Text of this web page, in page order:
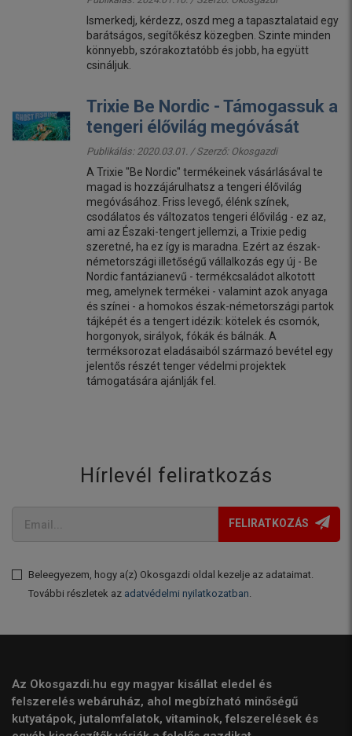
Ismerkedj, kérdezz, oszd meg a tapasztalataid egy
barátságos, segítőkész közegben. Szinte minden
könnyebb, szórakoztatóbb és jobb, ha együtt
csináljuk.
Trixie Be Nordic - Támogassuk a
tengeri élővilág megóvását
Publikálás: 2020.03.01. / Szerző: Okosgazdi
A Trixie "Be Nordic" termékeinek vásárlásával te
magad is hozzájárulhatsz a tengeri élővilág
megóvásához. Friss levegő, élénk színek,
csodálatos és változatos tengeri élővilág - ez az,
ami az Északi-tengert jellemzi, a Trixie pedig
szeretné, ha ez így is maradna. Ezért az észak-
németországi illetőségű vállalkozás egy új - Be
Nordic fantázianevű - termékcsaládot alkotott
meg, amelynek termékei - valamint azok anyaga
és színei - a homokos észak-németországi partok
tájképét és a tengert idézik: kötelek és csomók,
horgonyok, sirályok, fókák és bálnák. A
terméksorozat eladásaiból származó bevétel egy
jelentős részét tenger védelmi projektek
támogatására ajánlják fel.
Hírlevél feliratkozás
FELIRATKOZÁS
Beleegyezem, hogy a(z) Okosgazdi oldal kezelje az adataimat.
További részletek az adatvédelmi nyilatkozatban.
Az Okosgazdi.hu egy magyar kisállat eledel és
felszerelés webáruház, ahol megbízható minőségű
kutyatápok, jutalomfalatok, vitaminok, felszerelések és